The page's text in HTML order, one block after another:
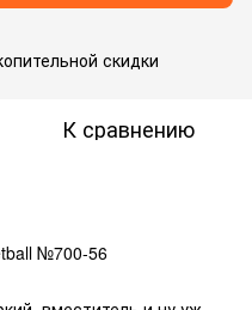
скидки
К сравнению
№700-56